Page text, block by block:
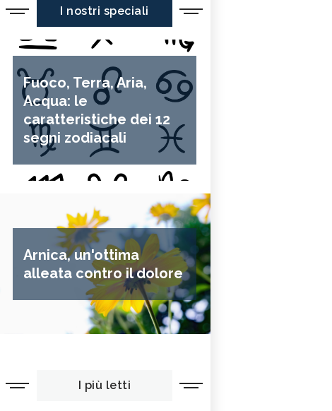
I nostri speciali
Fuoco, Terra, Aria,
Acqua: le
caratteristiche dei 12
segni zodiacali
Arnica, un'ottima
alleata contro il dolore
I più letti